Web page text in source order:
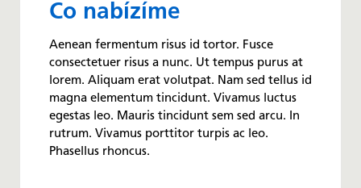
Co nabízíme
Aenean fermentum risus id tortor. Fusce
consectetuer risus a nunc. Ut tempus purus at
lorem. Aliquam erat volutpat. Nam sed tellus id
magna elementum tincidunt. Vivamus luctus
egestas leo. Mauris tincidunt sem sed arcu. In
rutrum. Vivamus porttitor turpis ac leo.
Phasellus rhoncus.